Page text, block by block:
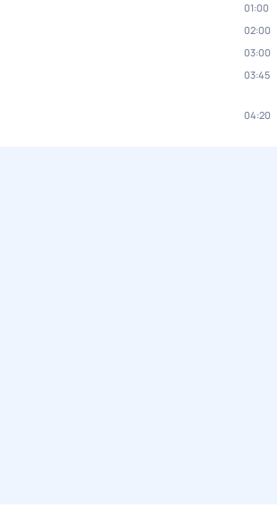
01:00
02:00
03:00
03:45
04:20